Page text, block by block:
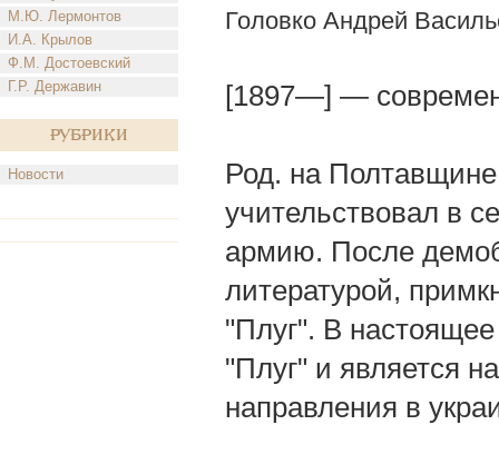
М.Ю. Лермонтов
И.А. Крылов
Ф.М. Достоевский
Г.Р. Державин
Рубрики
Новости
Головко Андрей
[1897—] —
Род. на
учительствовал в
армию. После
литературой,
"Плуг". В
"Плуг" и является
направления в